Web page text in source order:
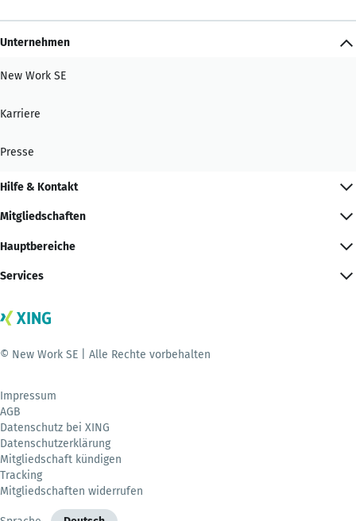
Unternehmen
New Work SE
Karriere
Presse
Hilfe & Kontakt
Mitgliedschaften
Hauptbereiche
Services
© New Work SE | Alle Rechte vorbehalten
Impressum
AGB
Datenschutz bei XING
Datenschutzerklärung
Mitgliedschaft kündigen
Tracking
Mitgliedschaften widerrufen